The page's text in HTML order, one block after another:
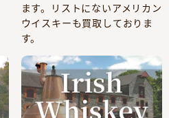
ます。リストにないアメリカン
ウイスキーも買取しておりま
す。